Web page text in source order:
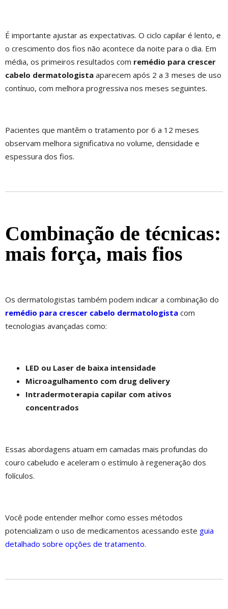
É importante ajustar as expectativas. O ciclo capilar é lento, e
o crescimento dos fios não acontece da noite para o dia. Em
média, os primeiros resultados com remédio para crescer
cabelo dermatologista aparecem após 2 a 3 meses de uso
contínuo, com melhora progressiva nos meses seguintes.
Pacientes que mantêm o tratamento por 6 a 12 meses
observam melhora significativa no volume, densidade e
espessura dos fios.
Combinação de técnicas:
mais força, mais fios
Os dermatologistas também podem indicar a combinação do
remédio para crescer cabelo dermatologista com
tecnologias avançadas como:
LED ou Laser de baixa intensidade
Microagulhamento com drug delivery
Intradermoterapia capilar com ativos
concentrados
Essas abordagens atuam em camadas mais profundas do
couro cabeludo e aceleram o estímulo à regeneração dos
folículos.
Você pode entender melhor como esses métodos
potencializam o uso de medicamentos acessando este guia
detalhado sobre opções de tratamento.